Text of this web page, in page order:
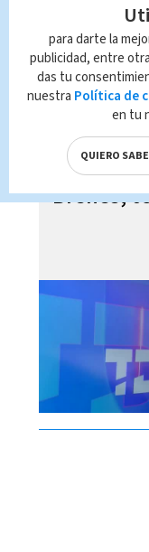
Brenes,
para darte la
publicidad, entre
das tu
nuestra Política de
en tu
QUIERO